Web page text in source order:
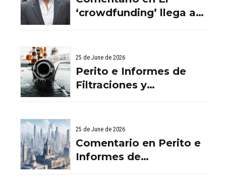
‘crowdfunding’ llega al
llega al ladrillo por
Comentario en El
‘crowdfunding’ llega al
ladrillo por El
Aurema Group - Grupo
Aurema -
Rehabilitaciones y
25 de June de 2026
Perito e Informes de
Filtraciones y
Debes Saber
25 de June de 2026
Comentario en Perito e
Informes de